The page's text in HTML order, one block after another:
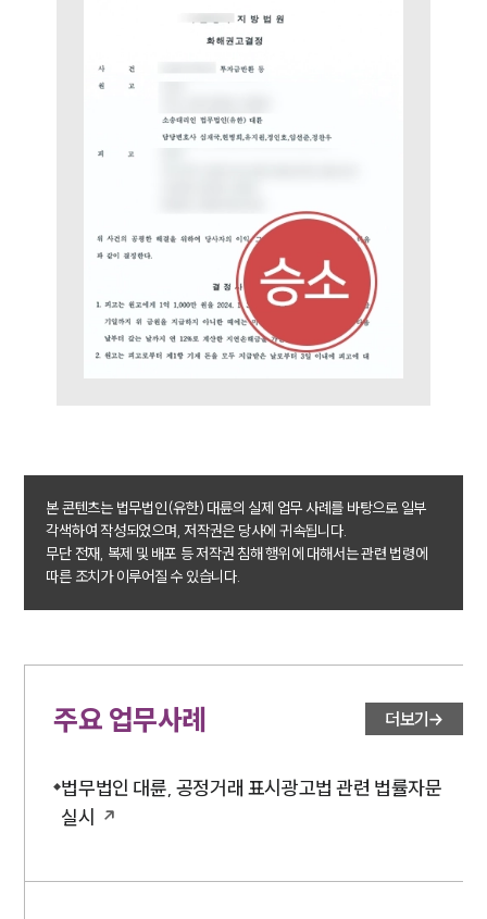
언론보도
공지사항
법률서식
뉴스레터/브로슈어
대륜법률상담예약
대륜법률상담예약
본 콘텐츠는 법무법인(유한) 대륜의 실제 업무 사례를 바탕으로 일부
각색하여 작성되었으며, 저작권은 당사에 귀속됩니다.
무단 전재, 복제 및 배포 등 저작권 침해 행위에 대해서는 관련 법령에
따른 조치가 이루어질 수 있습니다.
주요 업무사례 더보기
법무법인 대륜, 공정거래 표시광고법 관련 법률자문
실시